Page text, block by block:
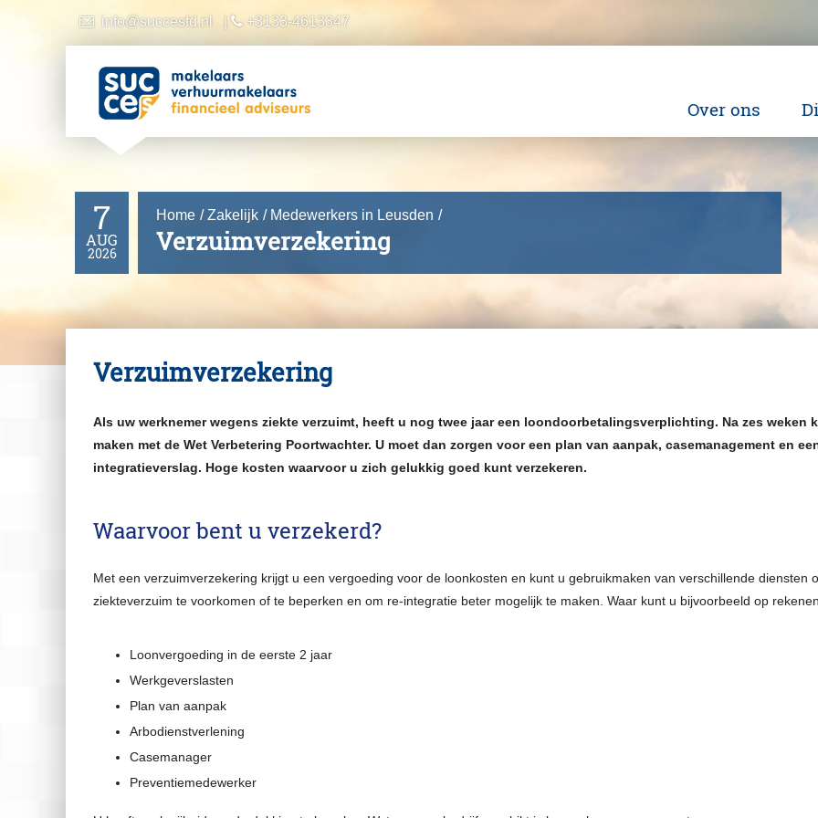
Dienstverleningsdocument
Makelaardij
Ondernemer
Verzekeringen
Financiële Update
Afspraak maken
Autowijziging
Schade melden
info@succesfd.nl | +3133-4613347
Over ons
Wie zijn wij
Ingeschreven bij
7
AUG
2026
Home Zakelijk Medewerkers in Leusden
Verzuimverzekering
Verzuimverzekering
Als uw werknemer wegens ziekte verzuimt, heeft u nog twee jaar een loondoorbetalingsverplichting. Na zes weken
maken met de Wet Verbetering Poortwachter. U moet dan zorgen voor een plan van aanpak, casemanagement en
integratieverslag. Hoge kosten waarvoor u zich gelukkig goed kunt verzekeren.
Waarvoor bent u verzekerd?
Met een verzuimverzekering krijgt u een vergoeding voor de loonkosten en kunt u gebruikmaken van verschillende diensten
ziekteverzuim te voorkomen of te beperken en om re-integratie beter mogelijk te maken. Waar kunt u bijvoorbeeld op
Loonvergoeding in de eerste 2 jaar
Werkgeverslasten
Plan van aanpak
Arbodienstverlening
Casemanager
Preventiemedewerker